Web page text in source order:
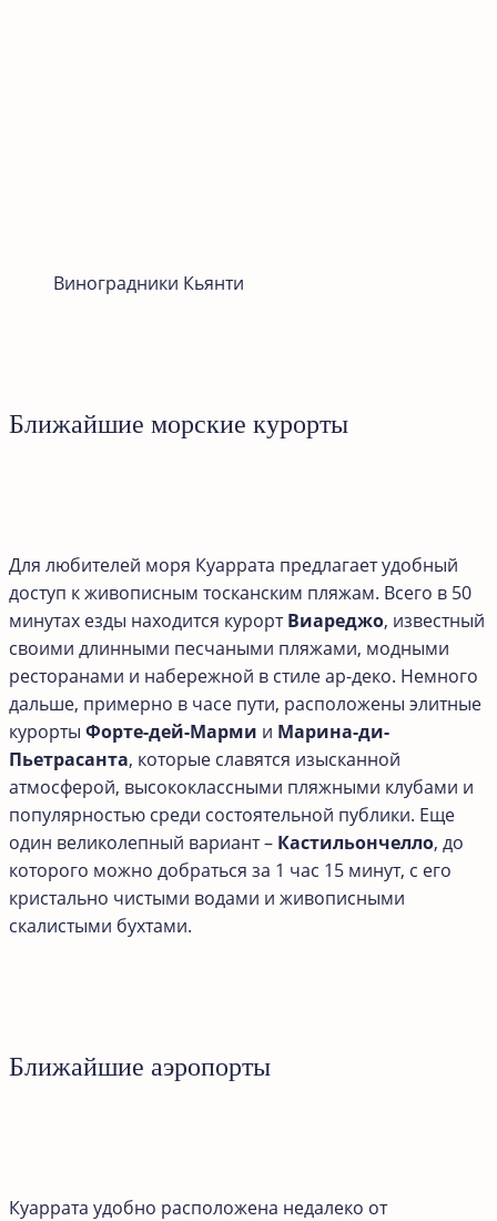
Виноградники Кьянти
Ближайшие морские курорты
Для любителей моря Куаррата предлагает удобный
доступ к живописным тосканским пляжам. Всего в 50
минутах езды находится курортВиареджо, известный
своими длинными песчаными пляжами, модными
ресторанами и набережной в стиле ар-деко. Немного
дальше, примерно в часе пути, расположены элитные
курорты Форте-дей-Марми и Марина-ди-
Пьетрасанта, которые славятся изысканной
атмосферой, высококлассными пляжными клубами и
популярностью среди состоятельной публики. Еще
один великолепный вариант – Кастильончелло, до
которого можно добраться за 1 час 15 минут, с его
кристально чистыми водами и живописными
скалистыми бухтами.
Ближайшие аэропорты
Куаррата удобно расположена недалеко от